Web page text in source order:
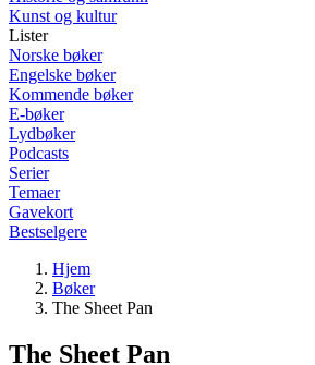
Kunst og kultur
Lister
Norske bøker
Engelske bøker
Kommende bøker
E-bøker
Lydbøker
Podcasts
Serier
Temaer
Gavekort
Bestselgere
Hjem
Bøker
The Sheet Pan
The Sheet Pan